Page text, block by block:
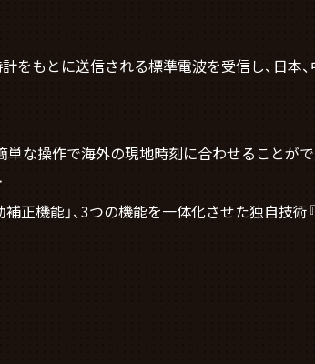
をもとに送信される標準電波を受信し、日本
単な操作で海外の現地時刻に合わせることがで
補正機能」、3つの機能を一体化させた独自技